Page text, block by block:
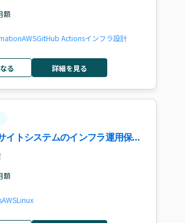
額
AWSGitHub Actionsインフラ設計
る 詳細を見る
イトシステムのインフラ運用保守
額
AWSLinux